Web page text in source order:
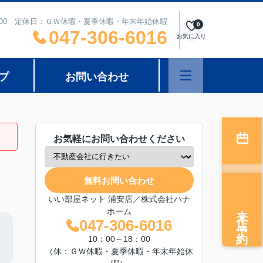
定休日：ＧＷ休暇・夏季休暇・年末年始休暇
047-306-6016 お気に入り
0
お問い合わせ
お気軽にお問い合わせください
無料お問い合わせ
いい部屋ネット 浦安店／株式会社ハナ
ホーム
047-306-6016
10：00～18：00
（休：ＧＷ休暇・夏季休暇・年末年始休
来店予約